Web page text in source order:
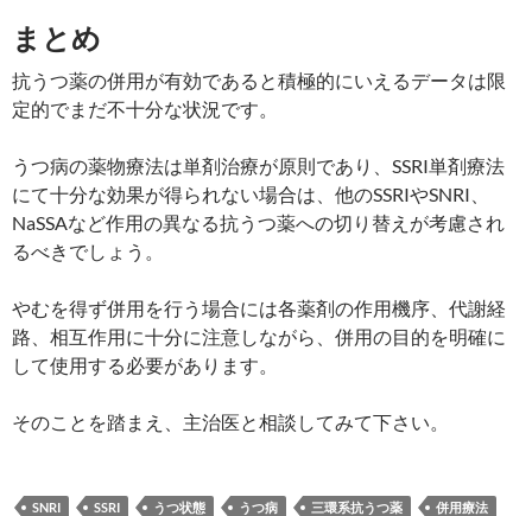
まとめ
抗うつ薬の併用が有効であると積極的にいえるデータは限
定的でまだ不十分な状況です。
うつ病の薬物療法は単剤治療が原則であり、SSRI単剤療法
にて十分な効果が得られない場合は、他のSSRIやSNRI、
NaSSAなど作用の異なる抗うつ薬への切り替えが考慮され
るべきでしょう。
やむを得ず併用を行う場合には各薬剤の作用機序、代謝経
路、相互作用に十分に注意しながら、併用の目的を明確に
して使用する必要があります。
そのことを踏まえ、主治医と相談してみて下さい。
SNRI SSRI うつ状態 うつ病 三環系抗うつ薬
併用療法